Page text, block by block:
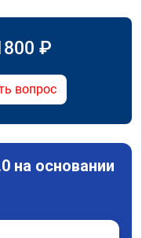
₽
вопрос
на основании